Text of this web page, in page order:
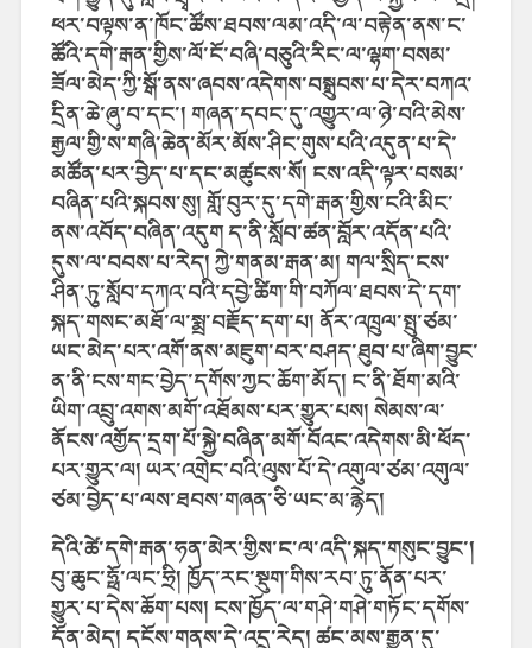
ཕར་བལྟས་ན་ཁོང་ཚོས་ཐབས་ལམ་འདི་ལ་བརྟེན་ནས་ང་
ཚོའི་དགེ་རྒན་གྱིས་ལོ་ངོ་བཞི་བཅུའི་རིང་ལ་ལྷག་བསམ་
ཟོལ་མེད་ཀྱི་སྒོ་ནས་ཞབས་འདེགས་བསྒྲུབས་པ་དེར་བཀའ་
དྲིན་ཆེ་ཞུ་བ་དང་། གཞན་དབང་དུ་འགྱུར་ལ་ཉེ་བའི་མེས་
རྒྱལ་གྱི་ས་གཞི་ཆེན་མོར་མོས་ཤིང་གུས་པའི་འདུན་པ་དེ་
མཚོན་པར་བྱེད་པ་དང་མཚུངས་སོ། ངས་འདི་ལྟར་བསམ་
བཞིན་པའི་སྐབས་སུ། གློ་བུར་དུ་དགེ་རྒན་གྱིས་ངའི་མིང་
ནས་འབོད་བཞིན་འདུག ད་ནི་སློབ་ཚན་བློར་འདོན་པའི་
དུས་ལ་བབས་པ་རེད། ཀྱེ་གནམ་རྒན་མ། གལ་སྲིད་ངས་
ཤིན་ཏུ་སློབ་དཀའ་བའི་དབྱེ་ཚིག་གི་བཀོལ་ཐབས་དེ་དག་
སྐད་གསང་མཐོ་ལ་སྨྲ་བརྗོད་དག་པ། ནོར་འཁྲུལ་སྤུ་ཙམ་
ཡང་མེད་པར་འགོ་ནས་མཇུག་བར་བཤད་ཐུབ་པ་ཞིག་བྱུང་
ན་ནི་ངས་གང་བྱེད་དགོས་ཀྱང་ཆོག་མོད། ང་ནི་ཐོག་མའི་
ཡིག་འབྲུ་འགས་མགོ་འཐོམས་པར་གྱུར་པས། སེམས་ལ་
ནོངས་འགྱོད་དྲག་པོ་སྐྱེ་བཞིན་མགོ་བོའང་འདེགས་མི་ཕོད་
པར་གྱུར་ལ། ཡར་འགྲེང་བའི་ལུས་པོ་དེ་འགུལ་ཙམ་འགུལ་
ཙམ་བྱེད་པ་ལས་ཐབས་གཞན་ཅི་ཡང་མ་རྙེད།
དེའི་ཚེ་དགེ་རྒན་ཧན་མེར་གྱིས་ང་ལ་འདི་སྐད་གསུང་བྱུང་།
བུ་ཆུང་ཧྥོ་ལང་ཧྲི། ཁྱོད་རང་སྡུག་གིས་རབ་ཏུ་ནོན་པར་
གྱུར་པ་དེས་ཆོག་པས། ངས་ཁྱོད་ལ་གཤེ་གཤེ་གཏོང་དགོས་
དོན་མེད། དངོས་གནས་དེ་འདྲ་རེད། ཚང་མས་རྒྱུན་དུ་